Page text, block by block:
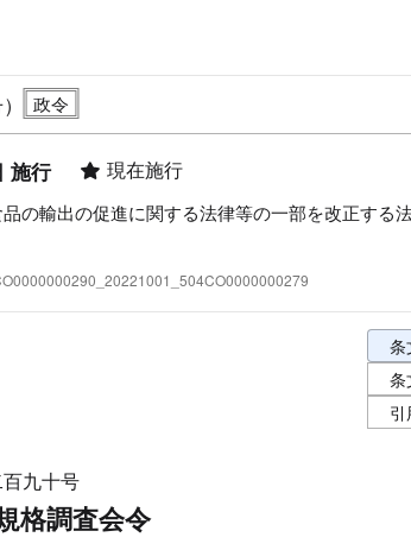
施行 現在施行
の輸出の促進に関する法律等の一部を改正する
条条
条
引
九十号
格調査会令